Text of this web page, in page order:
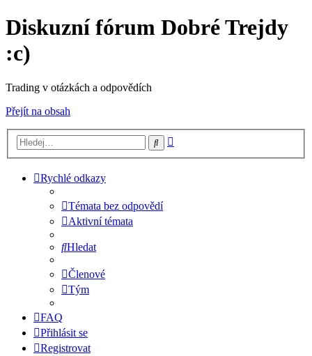
Diskuzní fórum Dobré Trejdy
:c)
Trading v otázkách a odpovědích
Přejít na obsah
Hledat
Rychlé odkazy
Témata bez odpovědí
Aktivní témata
Hledat
Členové
Tým
FAQ
Přihlásit se
Registrovat